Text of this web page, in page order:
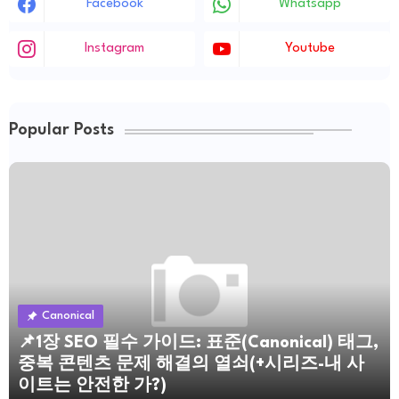
Facebook Whatsapp
Instagram Youtube
Popular Posts
Canonical
📌1장 SEO 필수 가이드: 표준(Canonical) 태그,
중복 콘텐츠 문제 해결의 열쇠(+시리즈-내 사
이트는 안전한 가?)